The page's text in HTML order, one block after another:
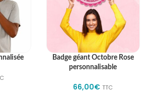
Badge géant Octobre Rose
personnalisable
66,00€ TTC